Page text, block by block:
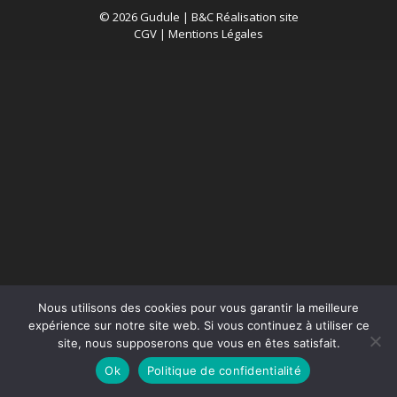
© 2026 Gudule | B&C Réalisation site
CGV | Mentions Légales
Nous utilisons des cookies pour vous garantir la meilleure
expérience sur notre site web. Si vous continuez à utiliser ce
site, nous supposerons que vous en êtes satisfait.
Ok
Politique de confidentialité